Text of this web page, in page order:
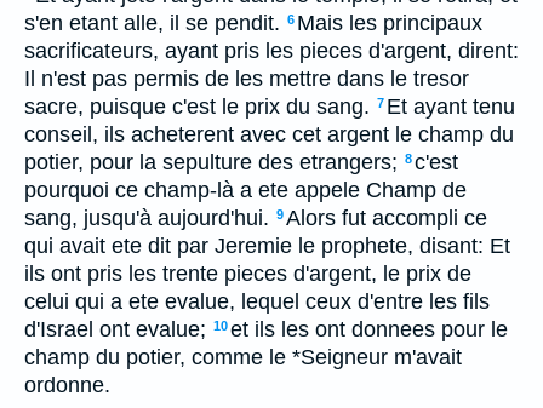
s'en etant alle, il se pendit. 6 Mais les principaux
sacrificateurs, ayant pris les pieces d'argent, dirent:
Il n'est pas permis de les mettre dans le tresor
sacre, puisque c'est le prix du sang. 7 Et ayant tenu
conseil, ils acheterent avec cet argent le champ du
potier, pour la sepulture des etrangers; 8c'est
pourquoi ce champ-là a ete appele Champ de
sang, jusqu'à aujourd'hui. 9Alors fut accompli ce
qui avait ete dit par Jeremie le prophete, disant: Et
ils ont pris les trente pieces d'argent, le prix de
celui qui a ete evalue, lequel ceux d'entre les fils
d'Israel ont evalue; 10et ils les ont donnees pour le
champ du potier, comme le *Seigneur m'avait
ordonne.